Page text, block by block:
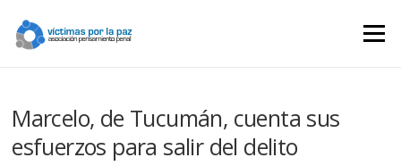
contenido
Menú
Marcelo, de Tucumán, cuenta sus
esfuerzos para salir del delito